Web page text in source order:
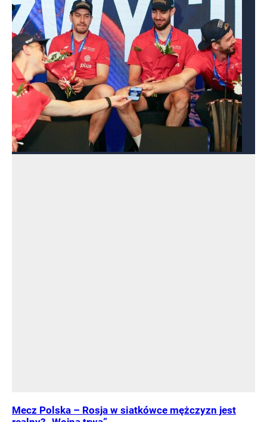
Mecz Polska – Rosja w siatkówce mężczyzn jest